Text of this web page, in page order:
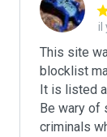
il
This site
blocklist
It is listed
Be wary of
criminals